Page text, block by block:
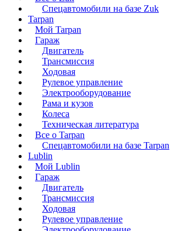
Спецавтомобили на базе Zuk
Tarpan
Мой Tarpan
Гараж
Двигатель
Трансмиссия
Ходовая
Рулевое управление
Электрооборудование
Рама и кузов
Колеса
Техническая литература
Все о Tarpan
Спецавтомобили на базе Tarpan
Lublin
Мой Lublin
Гараж
Двигатель
Трансмиссия
Ходовая
Рулевое управление